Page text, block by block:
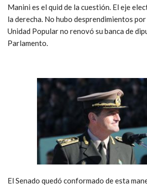
Manini es el quid de la cuestión. El eje
la derecha. No hubo desprendimientos
Unidad Popular no renovó su banca de
Parlamento.
El Senado quedó conformado de esta